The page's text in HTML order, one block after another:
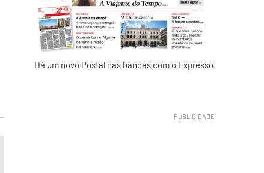
Há um novo Postal nas bancas com o Expresso